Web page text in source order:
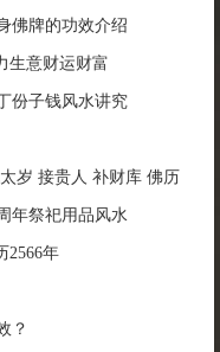
佛牌的功效介绍
生意财运财富
份子钱风水讲究
岁 接贵人 补财库 佛历
年祭祀用品风水
2566年
？